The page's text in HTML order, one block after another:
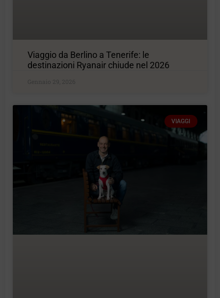
Viaggio da Berlino a Tenerife: le
destinazioni Ryanair chiude nel 2026
Gennaio 29, 2026
VIAGGI